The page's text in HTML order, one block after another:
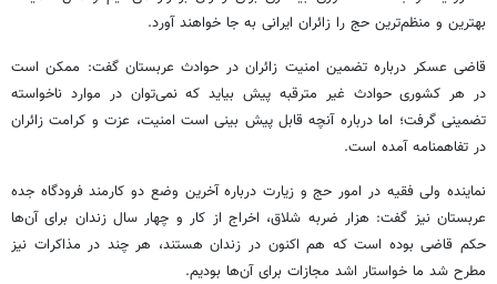
بهترین و منظم‌ترین حج را زائران ایرانی به جا خواهند آورد.
قاضی عسکر درباره تضمین امنیت زائران در حوادث عربستان گفت: ممکن است
در هر کشوری حوادث غیر مترقبه پیش بیاید که نمی‌توان در موارد ناخواسته
تضمینی گرفت؛ اما درباره آنچه قابل پیش بینی است امنیت، عزت و کرامت زائران
در تفاهمنامه آمده است.
نماینده ولی فقیه در امور حج و زیارت درباره آخرین وضع دو کارمند فرودگاه جده
عربستان نیز گفت: هزار ضربه شلاق، اخراج از کار و چهار سال زندان برای آن‌ها
حکم قاضی بوده است که هم اکنون در زندان هستند، هر چند در مذاکرات نیز
مطرح شد ما خواستار اشد مجازات برای آن‌ها بودیم.